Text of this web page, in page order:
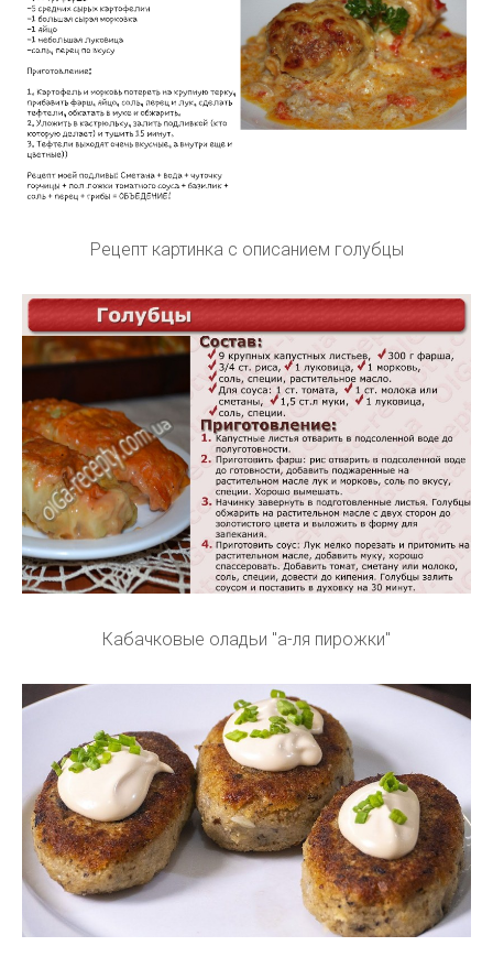
Рецепт картинка с описанием голубцы
Кабачковые оладьи "а-ля пирожки"